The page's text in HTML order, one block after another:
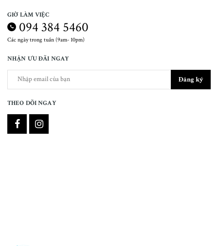
GIỜ LÀM VIỆC
094 384 5460
Các ngày trong tuần (9am- 10pm)
NHẬN ƯU ĐÃI NGAY
Đăng ký
THEO DÕI NGAY